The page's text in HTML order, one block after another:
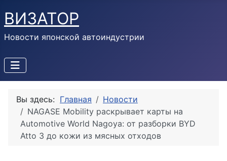
ВИЗАТОР
Новости японской автоиндустрии
Вы здесь: Главная
Новости
NAGASE Mobility раскрывает карты на
Automotive World Nagoya: от разборки BYD
Atto 3 до кожи из мясных отходов